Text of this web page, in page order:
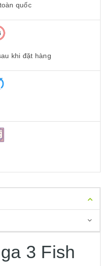
quốc
khi đặt hàng
3 Fish